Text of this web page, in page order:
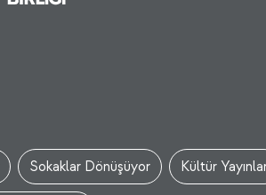
Sokaklar Dönüşüyor Kültür